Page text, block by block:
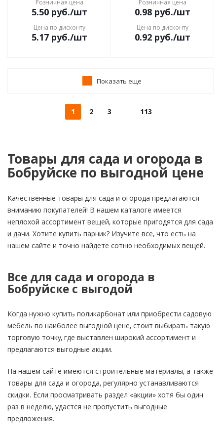
Розничная цена
5.50руб./шт
Цена по дисконту
5.17руб./шт
Розничная цена
0.98руб./шт
Цена по дисконту
0.92руб./шт
Показать еще
1 2 3 113
Товары для сада и огорода в
Бобруйске по выгодной цене
Качественные товары для сада и огорода предлагаются
вниманию покупателей! В нашем каталоге имеется
неплохой ассортимент вещей, которые пригодятся для сада
и дачи. Хотите купить парник? Изучите все, что есть на
нашем сайте и точно найдете сотню необходимых вещей.
Все для сада и огорода в
Бобруйске с выгодой
Когда нужно купить поликарбонат или приобрести садовую
мебель по наиболее выгодной цене, стоит выбирать такую
торговую точку, где выставлен широкий ассортимент и
предлагаются выгодные акции.
На нашем сайте имеются строительные материалы, а также
товары для сада и огорода, регулярно устанавливаются
скидки. Если просматривать раздел «акции» хотя бы один
раз в неделю, удастся не пропустить выгодные
предложения.